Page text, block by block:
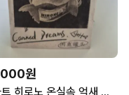
원
팝마트 히로노 온실속 억새 시리즈(비닐미개봉상품)